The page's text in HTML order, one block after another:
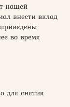
нашей
внести вклад
во время
для снятия